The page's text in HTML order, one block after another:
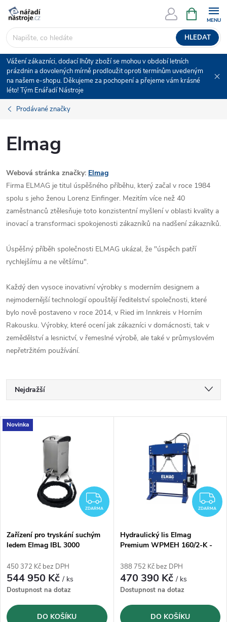
Přejít
obsah
HLEDAT
NÁKUPNÍ
KOŠÍK
Vážení zákazníci, dodací lhůty zboží se mohou v období letních
prázdnin a dovolených mírně prodloužit oproti termínům uvedeným
na našem e-shopu. Děkujeme za pochopení a přejeme vám krásné
léto! Tým Enářadí Nástroje
Prodávané značky
Elmag
Webová stránka značky: Elmag
Firma ELMAG je titul úspěšného příběhu, který začal v roce 1984
spolu s jeho ženou Lorenz Einfinger. Mezitím více než 40
zaměstnanců ztělesňuje toto konzistentní myšlení v oblasti kvality a
inovací a transformaci spokojenosti zákazníků na nadšení zákazníků.
Úspěšný příběh společnosti ELMAG ukázal, že "úspěch patří
rychlejšímu a ne většímu".
Každý den vysoce inovativní výrobky s moderním designem a
nejmodernější technologií opouštějí ředitelství společnosti, které
bylo nově postaveno v roce 2014, v Ried im Innkreis v Horním
Rakousku. Výrobky, které ocení jak zákazníci v domácnosti, tak v
zemědělství a lesnictví, v řemeslné výrobě, ale také v průmyslovém
nepřetržitém používání.
Ř
a
p
r
o
Nejdražší
Nejprodávanější
Abecedně
V
s
p
r
o
Novinka
ZDARMA
ZDARMA
Zařízení pro tryskání suchým
ledem Elmag IBL 3000
450 372 Kč bez DPH
544 950 Kč/ ks
Dostupnost na dotaz
DO KOŠÍKU
ZDARMA
Hydraulický lis Elmag
Premium WPMEH 160/2-K -
388 752 Kč bez DPH
470 390 Kč/ ks
Dostupnost na dotaz
DO KOŠÍKU